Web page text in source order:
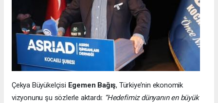
Çekya Büyükelçisi Egemen Bağış, Türkiye’nin ekonomik
vizyonunu şu sözlerle aktardı: “Hedefimiz dünyanın en büyük